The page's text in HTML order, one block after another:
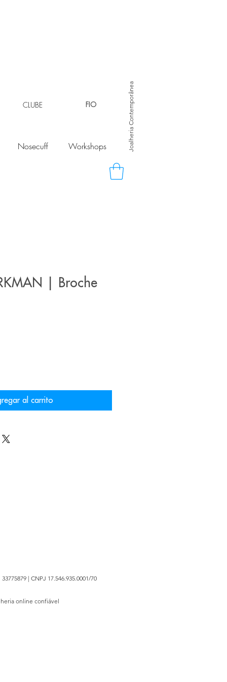
CLUBE Joalheria Contemporânea
FIO
Nosecuff Workshops
| Broche
al carrito
| CNPJ 17.546.935.0001/70
online confiável